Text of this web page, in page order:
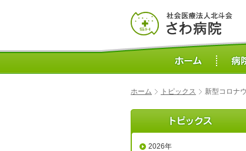
ホーム トピックス 新型コロナ
2026年